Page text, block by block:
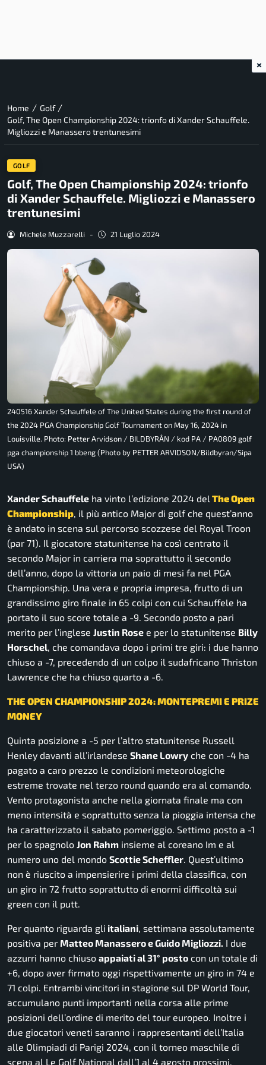
Home / Golf /
Golf, The Open Championship 2024: trionfo di Xander Schauffele.
Migliozzi e Manassero trentunesimi
GOLF
Golf, The Open Championship 2024: trionfo
di Xander Schauffele. Migliozzi e Manassero
trentunesimi
Michele Muzzarelli - 21 Luglio 2024
240516 Xander Schauffele of The United States during the first round of
the 2024 PGA Championship Golf Tournament on May 16, 2024 in
Louisville. Photo: Petter Arvidson / BILDBYRÅN / kod PA / PA0809 golf
pga championship 1 bbeng (Photo by PETTER ARVIDSON/Bildbyran/Sipa
USA)
Xander Schauffele ha vinto l’edizione 2024 del The Open
Championship, il più antico Major di golf che quest’anno
è andato in scena sul percorso scozzese del Royal Troon
(par 71). Il giocatore statunitense ha così centrato il
secondo Major in carriera ma soprattutto il secondo
dell’anno, dopo la vittoria un paio di mesi fa nel PGA
Championship. Una vera e propria impresa, frutto di un
grandissimo giro finale in 65 colpi con cui Schauffele ha
portato il suo score totale a -9. Secondo posto a pari
merito per l’inglese Justin Rose e per lo statunitense Billy
Horschel, che comandava dopo i primi tre giri: i due hanno
chiuso a -7, precedendo di un colpo il sudafricano Thriston
Lawrence che ha chiuso quarto a -6.
THE OPEN CHAMPIONSHIP 2024: MONTEPREMI E PRIZE
MONEY
Quinta posizione a -5 per l’altro statunitense Russell
Henley davanti all’irlandese Shane Lowry che con -4 ha
pagato a caro prezzo le condizioni meteorologiche
estreme trovate nel terzo round quando era al comando.
Vento protagonista anche nella giornata finale ma con
meno intensità e soprattutto senza la pioggia intensa che
ha caratterizzato il sabato pomeriggio. Settimo posto a -1
per lo spagnolo Jon Rahm insieme al coreano Im e al
numero uno del mondo Scottie Scheffler. Quest’ultimo
non è riuscito a impensierire i primi della classifica, con
un giro in 72 frutto soprattutto di enormi difficoltà sui
green con il putt.
Per quanto riguarda gli italiani, settimana assolutamente
positiva per Matteo Manassero e Guido Migliozzi. I due
azzurri hanno chiuso appaiati al 31° posto con un totale di
+6, dopo aver firmato oggi rispettivamente un giro in 74 e
71 colpi. Entrambi vincitori in stagione sul DP World Tour,
accumulano punti importanti nella corsa alle prime
posizioni dell’ordine di merito del tour europeo. Inoltre i
due giocatori veneti saranno i rappresentanti dell’Italia
alle Olimpiadi di Parigi 2024, con il torneo maschile di
scena al Le Golf National dall’1 al 4 agosto prossimi.
×